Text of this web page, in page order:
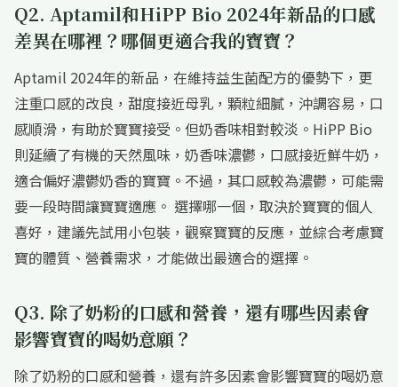
Q2. Aptamil和HiPP Bio 2024年新品的口感
差異在哪裡？哪個更適合我的寶寶？
Aptamil 2024年的新品，在維持益生菌配方的優勢下，更
注重口感的改良，甜度接近母乳，顆粒細膩，沖調容易，口
感順滑，有助於寶寶接受。但奶香味相對較淡。HiPP Bio
則延續了有機的天然風味，奶香味濃鬱，口感接近鮮牛奶，
適合偏好濃鬱奶香的寶寶。不過，其口感較為濃鬱，可能需
要一段時間讓寶寶適應。 選擇哪一個，取決於寶寶的個人
喜好，建議先試用小包裝，觀察寶寶的反應，並綜合考慮寶
寶的體質、營養需求，才能做出最適合的選擇。
Q3. 除了奶粉的口感和營養，還有哪些因素會
影響寶寶的喝奶意願？
除了奶粉的口感和營養，還有許多因素會影響寶寶的喝奶意